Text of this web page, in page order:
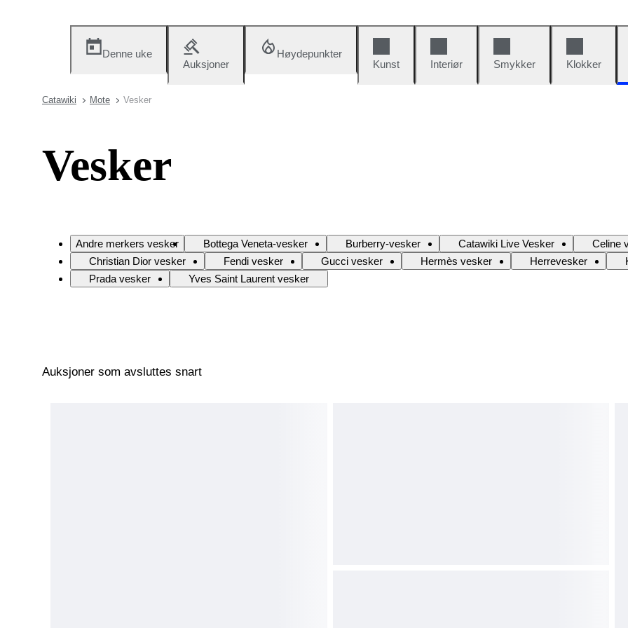
Denne uke
Auksjoner
Høydepunkter
Kunst
Interiør Smykker Klokker
Catawiki Mote Vesker
Vesker
Andre merkers vesker Bottega Veneta-vesker Burberry-vesker Catawiki Live Vesker Celine
Christian Dior vesker
Fendi vesker Gucci vesker Hermès vesker Herrevesker
Prada vesker
Yves Saint Laurent vesker
Auksjoner som avsluttes snart